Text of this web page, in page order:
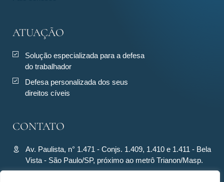
ATUAÇÃO
Solução especializada para a defesa
do trabalhador
Defesa personalizada dos seus
direitos cíveis
CONTATO
Av. Paulista, n° 1.471 - Conjs. 1.409, 1.410 e 1.411 - Bela
Vista - São Paulo/SP, próximo ao metrô Trianon/Masp.